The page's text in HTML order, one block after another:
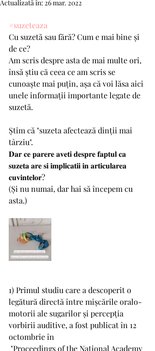
Actualizată în: 26 mar. 2022
#suzeteaza
Cu suzetă sau fără? Cum e mai bine și
de ce?
Am scris despre asta de mai multe ori,
însă știu că ceea ce am scris se
cunoaște mai puțin, așa că voi lăsa aici
unele informații importante legate de
suzetă.
Știm că "suzeta afectează dinții mai
târziu".
𝐃𝐚𝐫 𝐜𝐞 𝐩𝐚𝐫𝐞𝐫𝐞 𝐚𝐯𝐞𝐭𝐢 𝐝𝐞𝐬𝐩𝐫𝐞 𝐟𝐚𝐩𝐭𝐮𝐥 𝐜𝐚
𝐬𝐮𝐳𝐞𝐭𝐚 𝐚𝐫𝐞 𝐬𝐢 𝐢𝐦𝐩𝐥𝐢𝐜𝐚𝐭𝐢𝐢 𝐢𝐧 𝐚𝐫𝐭𝐢𝐜𝐮𝐥𝐚𝐫𝐞𝐚
𝐜𝐮𝐯𝐢𝐧𝐭𝐞𝐥𝐨𝐫?
(Și nu numai, dar hai să începem cu
asta.)
1) Primul studiu care a descoperit o
legătură directă între mișcările oralo-
motorii ale sugarilor și percepția
vorbirii auditive, a fost publicat în 12
octombrie în